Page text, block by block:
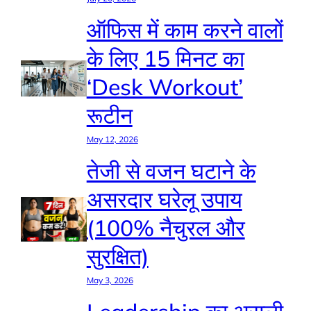
ऑफिस में काम करने वालों
के लिए 15 मिनट का
‘Desk Workout’
रूटीन
May 12, 2026
तेजी से वजन घटाने के
असरदार घरेलू उपाय
(100% नैचुरल और
सुरक्षित)
May 3, 2026